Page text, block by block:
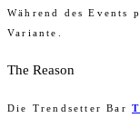
Während des Events
Variante.
The Reason
Die Trendsetter Bar